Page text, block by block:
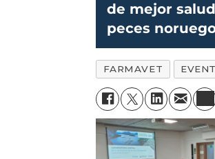
de mejor
peces
FARMAVET